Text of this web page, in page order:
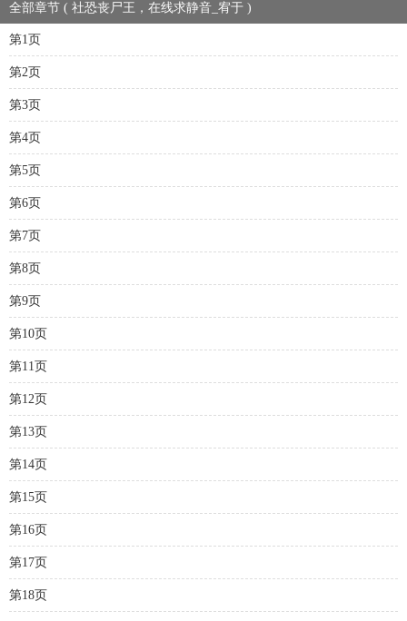
全部章节 ( 社恐丧尸王，在线求静音_宥于 )
第1页
第2页
第3页
第4页
第5页
第6页
第7页
第8页
第9页
第10页
第11页
第12页
第13页
第14页
第15页
第16页
第17页
第18页